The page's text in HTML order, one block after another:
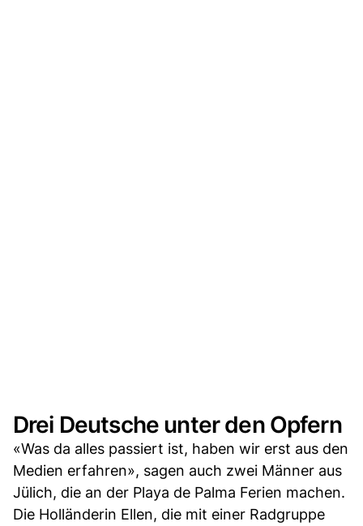
Drei Deutsche unter den Opfern
«Was da alles passiert ist, haben wir erst aus den
Medien erfahren», sagen auch zwei Männer aus
Jülich, die an der Playa de Palma Ferien machen.
Die Holländerin Ellen, die mit einer Radgruppe